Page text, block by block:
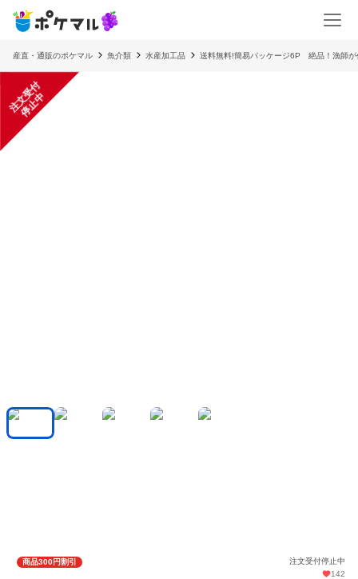
産直・通販のポケマル 魚介類 水産加工品 送料無料!簡易パッケージ6P 絶品！漁師が
注
文
受
付
停
止
中
商品300円割引
注文受付停止中
142